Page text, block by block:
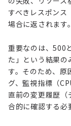
すべきレスポンス
場合に返されます。
重要なのは、500
た」という結果の
す。そのため、原
グ、監視指標（
直前の変更履歴（
合的に確認する必